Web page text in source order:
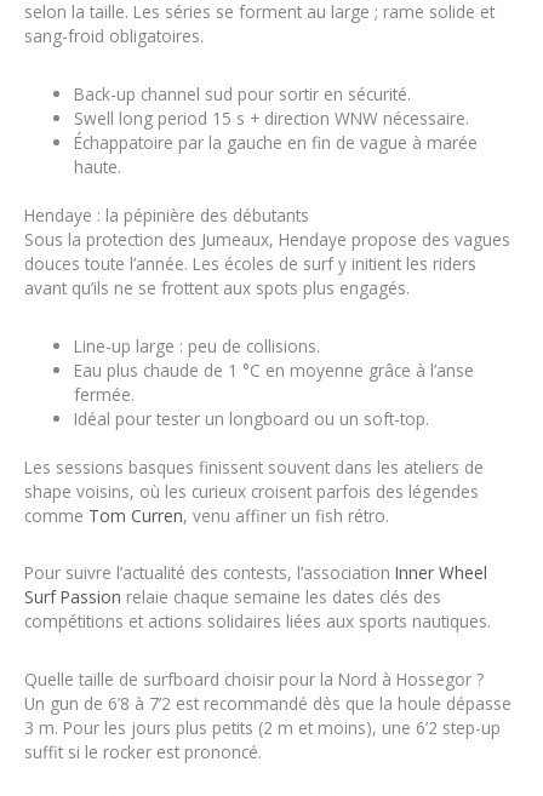
selon la taille. Les séries se forment au large ; rame solide et
sang-froid obligatoires.
Back-up channel sud pour sortir en sécurité.
Swell long period 15 s + direction WNW nécessaire.
Échappatoire par la gauche en fin de vague à marée
haute.
Hendaye : la pépinière des débutants
Sous la protection des Jumeaux, Hendaye propose des vagues
douces toute l’année. Les écoles de surf y initient les riders
avant qu’ils ne se frottent aux spots plus engagés.
Line-up large : peu de collisions.
Eau plus chaude de 1 °C en moyenne grâce à l’anse
fermée.
Idéal pour tester un longboard ou un soft-top.
Les sessions basques finissent souvent dans les ateliers de
shape voisins, où les curieux croisent parfois des légendes
comme Tom Curren, venu affiner un fish rétro.
Pour suivre l’actualité des contests, l’association Inner Wheel
Surf Passion relaie chaque semaine les dates clés des
compétitions et actions solidaires liées aux sports nautiques.
Quelle taille de surfboard choisir pour la Nord à Hossegor ?
Un gun de 6’8 à 7’2 est recommandé dès que la houle dépasse
3 m. Pour les jours plus petits (2 m et moins), une 6’2 step-up
suffit si le rocker est prononcé.